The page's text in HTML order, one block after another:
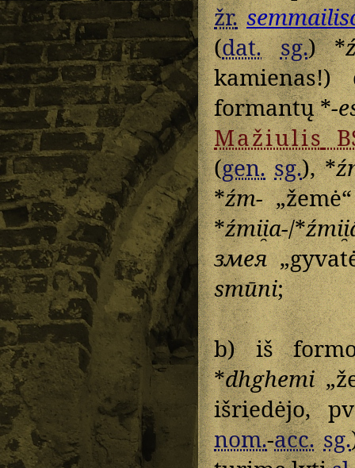
žr.
(dat. sg.) *
formantų *-
Mažiulis
(gen. sg.), *
*źm-
*źmii̯a-/*
змея
smūni;
b) iš
*dhghemi
išriedėjo,
nom.-acc. sg.